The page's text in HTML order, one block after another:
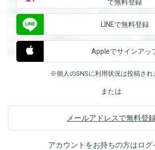
閲覧することができます。登録すると回答
できます。登録すると回答を閲覧すること
すると回答を閲覧することができます。登
覧することができます。
で無料登録
LINEで無料登録
Appleでサインアッ
※個人のSNSに利用状況は投稿され
または
メールアドレスで無料登
アカウントをお持ちの方はログ